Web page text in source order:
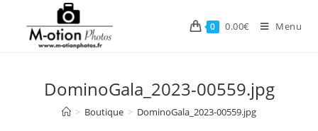
content
0 0.00€ Menu
DominoGala_2023-00559.jpg
> Boutique > DominoGala_2023-00559.jpg